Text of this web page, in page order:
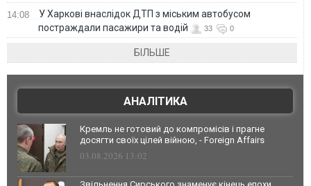
14:08
У Харкові внаслідок ДТП з міським автобусом
постраждали пасажири та водій
33 0
БІЛЬШЕ
АНАЛІТИКА
Кремль не готовий до компромісів і прагне
досягти своїх цілей війною, - Foreign Affairs
03.08.2026 13:02